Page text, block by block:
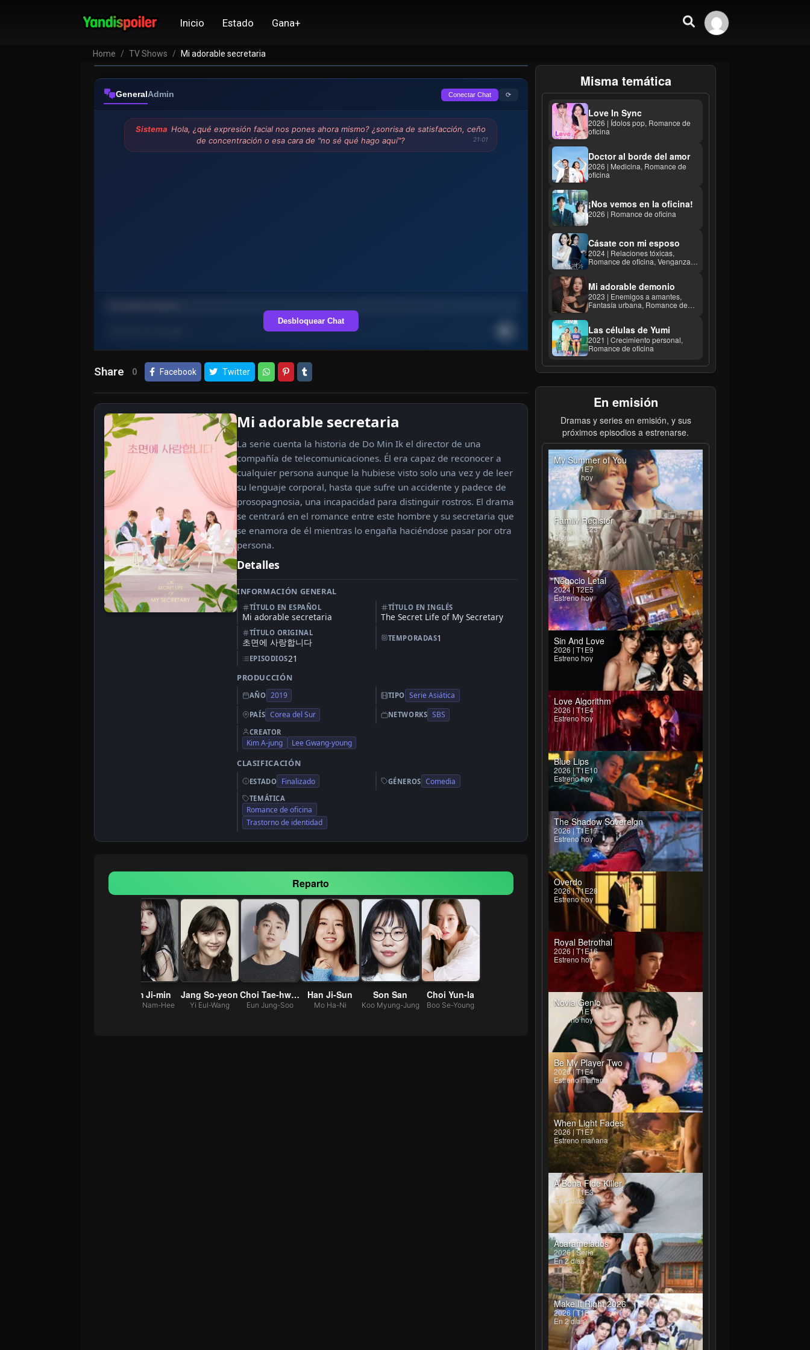
Inicio Estado Gana+
Home TV Shows Mi adorable secretaria
Mi adorable secretaria
GeneralAdmin Conectar Chat ⟳
Sistema Hola, ¿qué expresión facial nos pones ahora mismo? ¿sonrisa de satisfacción, ceño
de concentración o esa cara de "no sé qué hago aquí"?
21:01
Desbloquear Chat
Share 0 Facebook Twitter
Mi adorable secretaria
La serie cuenta la historia de Do Min Ik el director de una
compañía de telecomunicaciones. Él era capaz de reconocer a
cualquier persona aunque la hubiese visto solo una vez y de leer
su lenguaje corporal, hasta que sufre un accidente y padece de
prosopagnosia, una incapacidad para distinguir rostros. El drama
se centrará en el romance entre este hombre y su secretaria que
se enamora de él mientras lo engaña haciéndose pasar por otra
persona.
Detalles
INFORMACIÓN GENERAL
TÍTULO EN ESPAÑOL
Mi adorable secretaria
TÍTULO EN INGLÉS
The Secret Life of My Secretary
TÍTULO ORIGINAL
초면에 사랑합니다 TEMPORADAS1
EPISODIOS21
PRODUCCIÓN
AÑO 2019 TIPO Serie Asiática
PAÍS Corea del Sur NETWORKS SBS
CREATOR
Kim A-jung Lee Gwang-young
CLASIFICACIÓN
ESTADO Finalizado GÉNEROS Comedia
TEMÁTICA
Romance de oficina
Trastorno de identidad
Reparto
Kim Ji-min
Jung Nam-Hee
Jang So-yeon
Yi Eul-Wang
Choi Tae-hwan
Eun Jung-Soo
Han Ji-Sun
Mo Ha-Ni
Son San
Koo Myung-Jung
Choi Yun-la
Boo Se-Young
Misma temática
Love In Sync
2026 | Ídolos pop, Romance de
oficina
Doctor al borde del amor
2026 | Medicina, Romance de
oficina
¡Nos vemos en la oficina!
2026 | Romance de oficina
Cásate con mi esposo
2024 | Relaciones tóxicas,
Romance de oficina, Venganza
Mi adorable demonio
2023 | Enemigos a amantes,
Fantasía urbana, Romance de
Las células de Yumi
2021 | Crecimiento personal,
Romance de oficina
En emisión
Dramas y series en emisión, y sus
próximos episodios a estrenarse.
My Summer of You
2026 | T1E7
Estreno hoy
Family Register
2026 | T1E23
Estreno hoy
Negocio Letal
2024 | T2E5
Estreno hoy
Sin And Love
2026 | T1E9
Estreno hoy
Love Algorithm
2026 | T1E4
Estreno hoy
Blue Lips
2026 | T1E10
Estreno hoy
The Shadow Sovereign
2026 | T1E17
Estreno hoy
Overdo
2026 | T1E28
Estreno hoy
Royal Betrothal
2026 | T1E16
Estreno hoy
Novia Genio
2026 | T1E11
Estreno hoy
Be My Player Two
2026 | T1E4
Estreno mañana
When Light Fades
2026 | T1E7
Estreno mañana
A Bona Fide Killer
2026 | T1E3
En 2 días
Acaramelados
2026 | Serie
En 2 días
Make It Right 2026
2026 | T1E4
En 2 días